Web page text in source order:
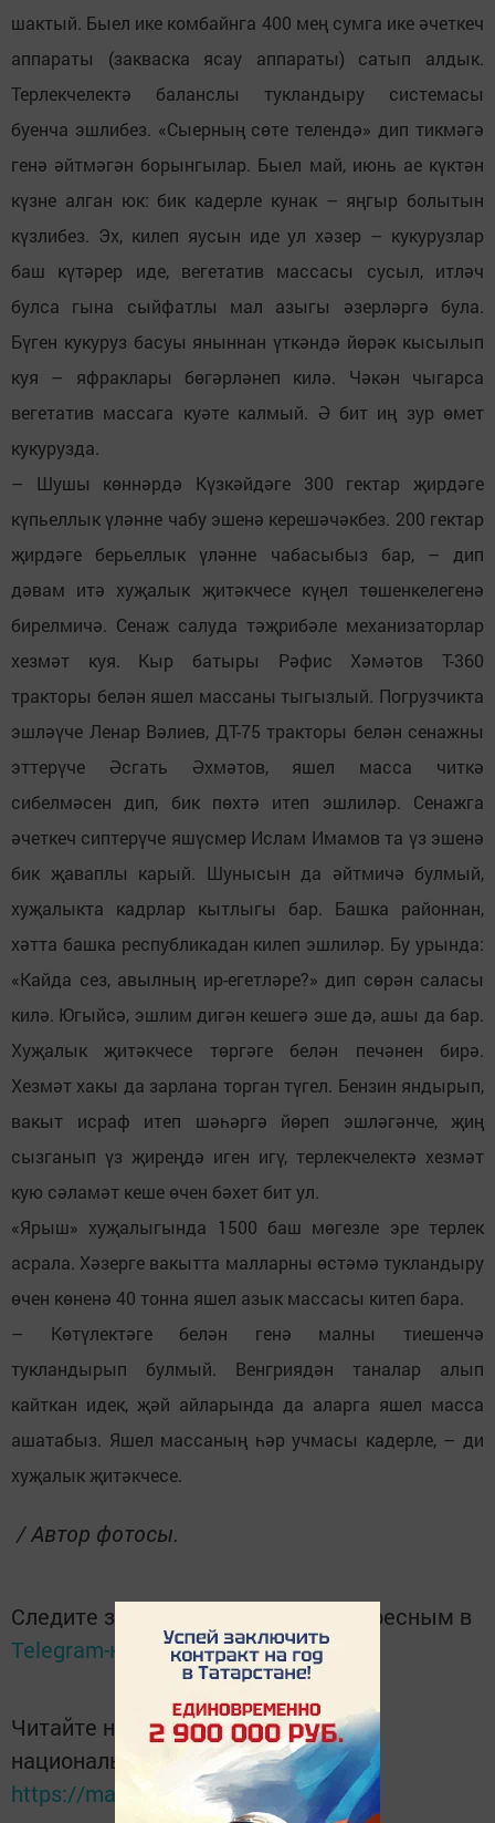
шактый. Быел ике комбайнга 400 мең сумга ике әчеткеч
аппараты (закваска ясау аппараты) сатып алдык.
Терлекчелектә баланслы тукландыру системасы
буенча эшлибез. «Сыерның сөте телендә» дип тикмәгә
генә әйтмәгән борынгылар. Быел май, июнь ае күктән
күзне алган юк: бик кадерле кунак – яңгыр болытын
күзлибез. Эх, килеп яусын иде ул хәзер – кукурузлар
баш күтәрер иде, вегетатив массасы сусыл, итләч
булса гына сыйфатлы мал азыгы әзерләргә була.
Бүген кукуруз басуы яныннан үткәндә йөрәк кысылып
куя – яфраклары бөгәрләнеп килә. Чәкән чыгарса
вегетатив массага куәте калмый. Ә бит иң зур өмет
кукурузда.
– Шушы көннәрдә Күзкәйдәге 300 гектар җирдәге
күпьеллык үләнне чабу эшенә керешәчәкбез. 200 гектар
җирдәге берьеллык үләнне чабасыбыз бар, – дип
дәвам итә хуҗалык җитәкчесе күңел төшенкелегенә
бирелмичә. Сенаж салуда тәҗрибәле механизаторлар
хезмәт куя. Кыр батыры Рәфис Хәмәтов Т-360
тракторы белән яшел массаны тыгызлый. Погрузчикта
эшләүче Ленар Вәлиев, ДТ-75 тракторы белән сенажны
эттерүче Әсгать Әхмәтов, яшел масса читкә
сибелмәсен дип, бик пөхтә итеп эшлиләр. Сенажга
әчеткеч сиптерүче яшүсмер Ислам Имамов та үз эшенә
бик җаваплы карый. Шунысын да әйтмичә булмый,
хуҗалыкта кадрлар кытлыгы бар. Башка районнан,
хәтта башка республикадан килеп эшлиләр. Бу урында:
«Кайда сез, авылның ир-егетләре?» дип сөрән саласы
килә. Югыйсә, эшлим дигән кешегә эше дә, ашы да бар.
Хуҗалык җитәкчесе төргәге белән печәнен бирә.
Хезмәт хакы да зарлана торган түгел. Бензин яндырып,
вакыт исраф итеп шәһәргә йөреп эшләгәнче, җиң
сызганып үз җиреңдә иген игү, терлекчелектә хезмәт
кую сәламәт кеше өчен бәхет бит ул.
«Ярыш» хуҗалыгында 1500 баш мөгезле эре терлек
асрала. Хәзерге вакытта малларны өстәмә тукландыру
өчен көненә 40 тонна яшел азык массасы китеп бара.
– Көтүлектәге белән генә малны тиешенчә
тукландырып булмый. Венгриядән таналар алып
кайткан идек, җәй айларында да аларга яшел масса
ашатабыз. Яшел массаның һәр учмасы кадерле, – ди
хуҗалык җитәкчесе.
/ Автор фотосы.
Следите за самым важным и интересным в
Telegram-каналеТатмедиа
Читайте новости Татарстана в
национальном мессенджере MАХ:
https://max.ru/tatmedia